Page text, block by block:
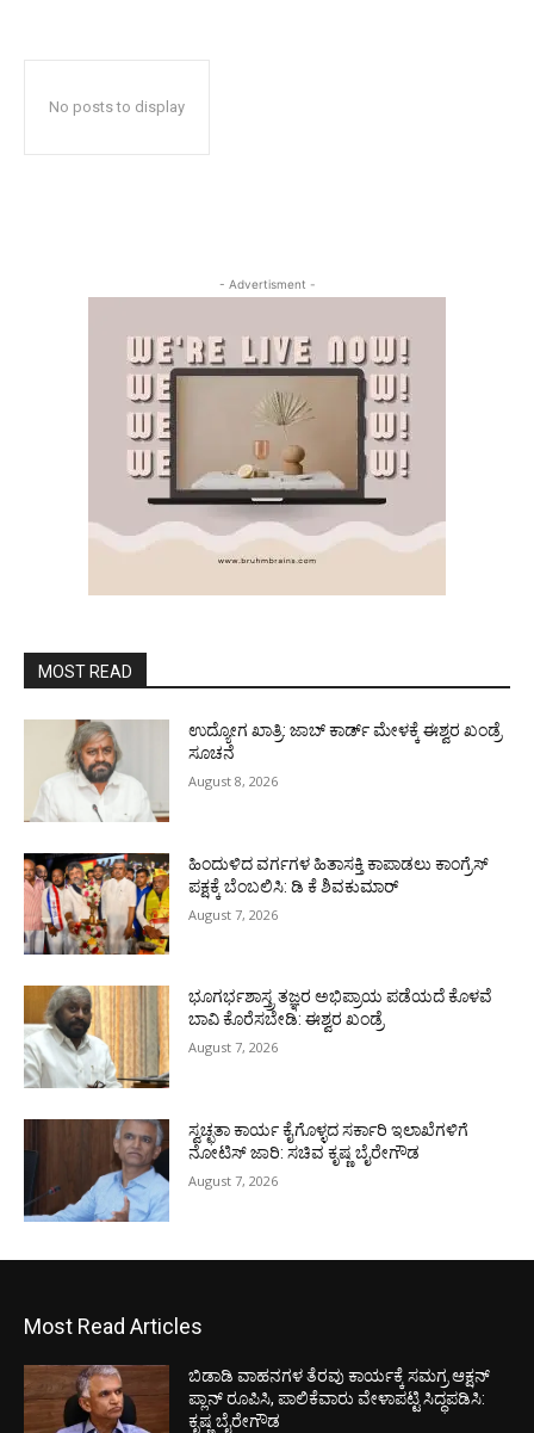
No posts to display
- Advertisment -
MOST READ
ಉದ್ಯೋಗ ಖಾತ್ರಿ: ಜಾಬ್ ಕಾರ್ಡ್ ಮೇಳಕ್ಕೆ ಈಶ್ವರ ಖಂಡ್ರೆ
ಸೂಚನೆ
August 8, 2026
ಹಿಂದುಳಿದ ವರ್ಗಗಳ ಹಿತಾಸಕ್ತಿ ಕಾಪಾಡಲು ಕಾಂಗ್ರೆಸ್
ಪಕ್ಷಕ್ಕೆ ಬೆಂಬಲಿಸಿ: ಡಿ ಕೆ ಶಿವಕುಮಾರ್
August 7, 2026
ಭೂಗರ್ಭಶಾಸ್ತ್ರ ತಜ್ಞರ ಅಭಿಪ್ರಾಯ ಪಡೆಯದೆ ಕೊಳವೆ
ಬಾವಿ ಕೊರೆಸಬೇಡಿ: ಈಶ್ವರ ಖಂಡ್ರೆ
August 7, 2026
ಸ್ವಚ್ಛತಾ ಕಾರ್ಯ ಕೈಗೊಳ್ಳದ ಸರ್ಕಾರಿ ಇಲಾಖೆಗಳಿಗೆ
ನೋಟಿಸ್ ಜಾರಿ: ಸಚಿವ ಕೃಷ್ಣ ಬೈರೇಗೌಡ
August 7, 2026
Most Read Articles
ಬಿಡಾಡಿ ವಾಹನಗಳ ತೆರವು ಕಾರ್ಯಕ್ಕೆ ಸಮಗ್ರ ಆಕ್ಷನ್
ಪ್ಲಾನ್ ರೂಪಿಸಿ, ಪಾಲಿಕೆವಾರು ವೇಳಾಪಟ್ಟಿ ಸಿದ್ಧಪಡಿಸಿ:
ಕೃಷ್ಣ ಬೈರೇಗೌಡ